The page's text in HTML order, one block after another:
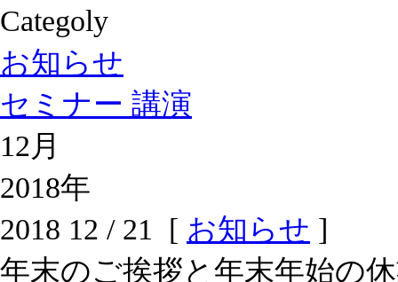
Categoly
お知らせ
セミナー 講演
12月
2018年
2018 12 / 21 [ お知らせ ]
年末のご挨拶と年末年始の